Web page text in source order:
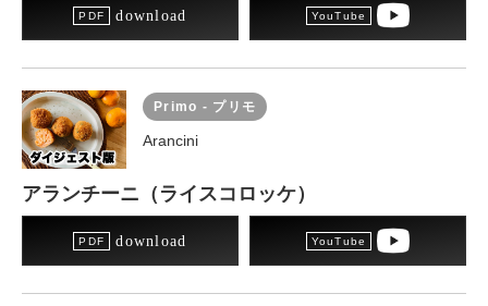
download
Primo - プリモ
Arancini
アランチーニ（ライスコロッケ）
download